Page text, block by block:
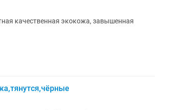
качественная экокожа, завышенная